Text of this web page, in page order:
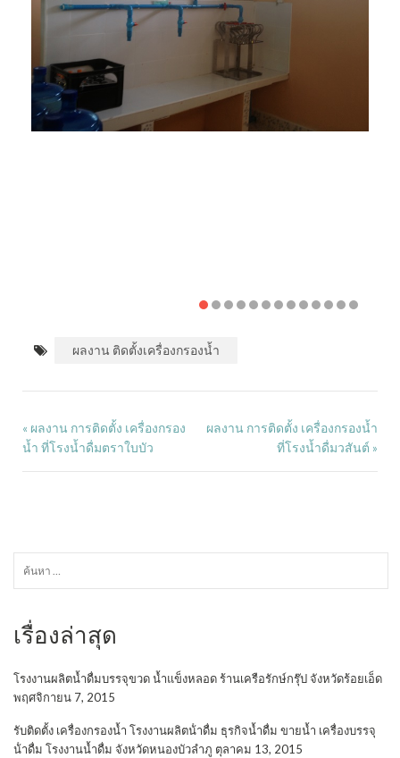
ผลงาน ติดตั้งเครื่องกรองน้ำ
« ผลงาน การติดตั้ง เครื่องกรอง
น้ำ ที่โรงน้ำดื่มตราใบบัว
ผลงาน การติดตั้ง เครื่องกรองน้ำ
ที่โรงน้ำดื่มวสันต์ »
เรื่องล่าสุด
โรงงานผลิตน้ำดื่มบรรจุขวด น้ำแข็งหลอด ร้านเครือรักษ์กรุ๊ป จังหวัดร้อยเอ็ด
พฤศจิกายน 7, 2015
รับติดตั้ง เครื่องกรองน้ำ โรงงานผลิตน้ําดื่ม ธุรกิจน้ำดื่ม ขายน้ำ เครื่องบรรจุ
น้ําดื่ม โรงงานน้ำดื่ม จังหวัดหนองบัวลำภู ตุลาคม 13, 2015